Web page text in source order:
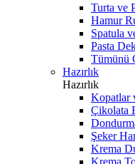
Turta ve
Hamur
Spatula
Pasta
Tümünü
Hazırlık
Hazırlık
Kopatlar
Çikolata
Şeker
Krema
Krema